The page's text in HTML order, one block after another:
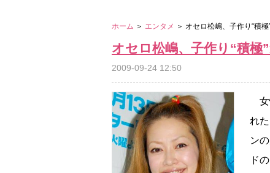
ホーム ＞ エンタメ ＞ オセロ松嶋、子作り“積
オセロ松嶋、子作り“積極
2009-09-24 12:50
女
れ
ン
ド